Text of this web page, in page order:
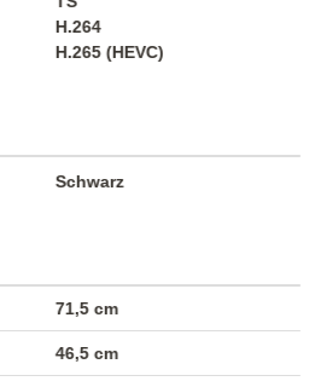
H.264
H.265 (HEVC)
Schwarz
71,5 cm
46,5 cm